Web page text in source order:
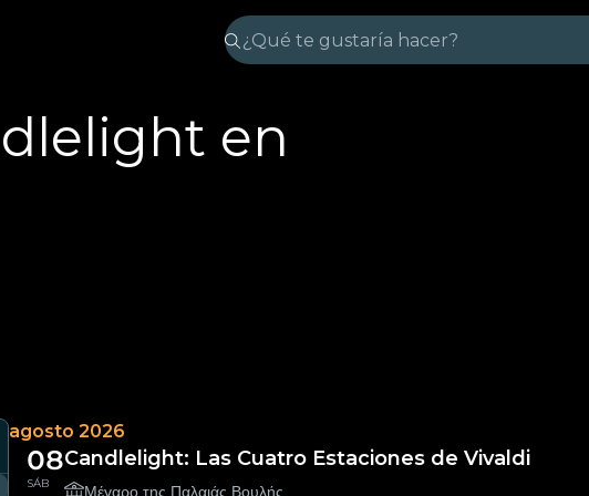
en
agosto 2026
08
SÁB
Candlelight: Las Cuatro Estaciones de Vivaldi
Μέγαρο της Παλαιάς Βουλής